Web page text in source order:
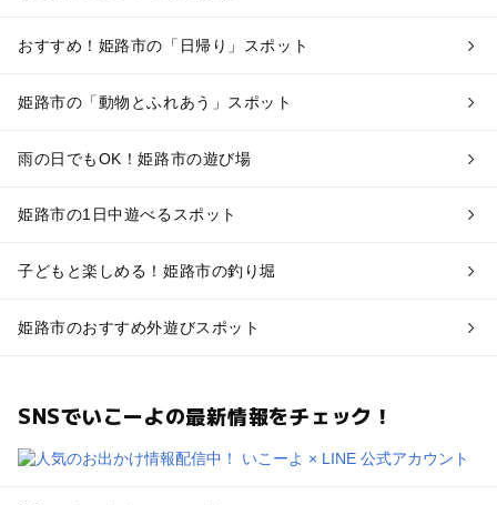
おすすめ！姫路市の「日帰り」スポット
姫路市の「動物とふれあう」スポット
雨の日でもOK！姫路市の遊び場
姫路市の1日中遊べるスポット
子どもと楽しめる！姫路市の釣り堀
姫路市のおすすめ外遊びスポット
SNSでいこーよの最新情報をチェック！